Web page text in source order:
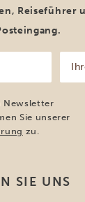
Reiseführer
Mail-
Newsletter
Sie unserer
zu.
SIE UNS